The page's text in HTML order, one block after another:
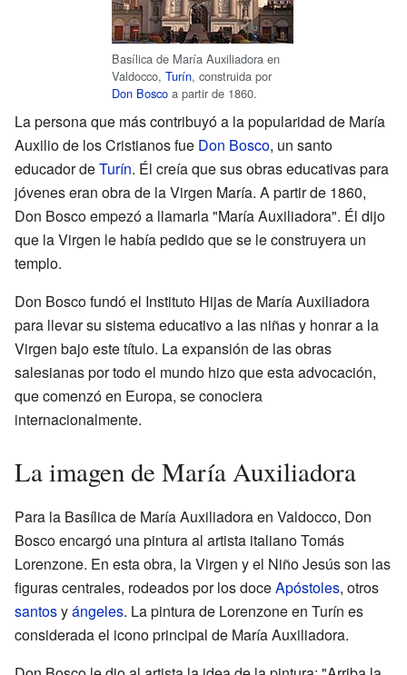
Basílica de María Auxiliadora en
Valdocco, Turín, construida por
Don Bosco a partir de 1860.
La persona que más contribuyó a la popularidad de María
Auxilio de los Cristianos fue Don Bosco, un santo
educador deTurín. Él creía que sus obras educativas para
jóvenes eran obra de la Virgen María. A partir de 1860,
Don Bosco empezó a llamarla "María Auxiliadora". Él dijo
que la Virgen le había pedido que se le construyera un
templo.
Don Bosco fundó el Instituto Hijas de María Auxiliadora
para llevar su sistema educativo a las niñas y honrar a la
Virgen bajo este título. La expansión de las obras
salesianas por todo el mundo hizo que esta advocación,
que comenzó en Europa, se conociera
internacionalmente.
La imagen de María Auxiliadora
Para la Basílica de María Auxiliadora en Valdocco, Don
Bosco encargó una pintura al artista italiano Tomás
Lorenzone. En esta obra, la Virgen y el Niño Jesús son las
figuras centrales, rodeados por los doceApóstoles, otros
santosyángeles. La pintura de Lorenzone en Turín es
considerada el icono principal de María Auxiliadora.